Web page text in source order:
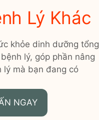
Lý Khác
khỏe dinh dưỡng tổng
lý, góp phần nâng
lý mà bạn đang có
NGAY